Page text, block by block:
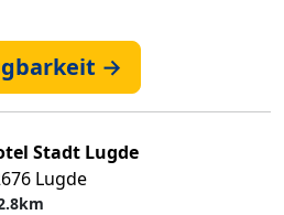
→
Stadt Lugde
Lugde